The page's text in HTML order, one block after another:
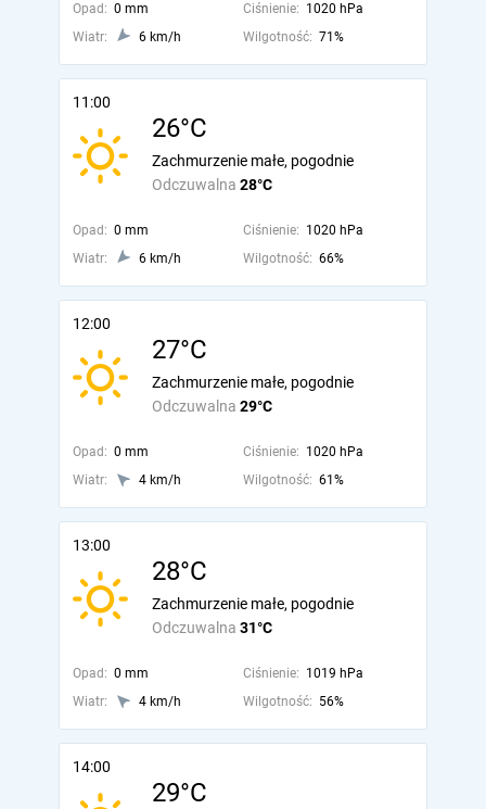
Opad: 0 mm Ciśnienie: 1020 hPa
Wiatr:
6 km/h Wilgotność: 71%
11:00
26°C
Odczuwalna 28°C
Zachmurzenie małe, pogodnie
Opad: 0 mm Ciśnienie: 1020 hPa
Wiatr:
6 km/h Wilgotność: 66%
12:00
27°C
Odczuwalna 29°C
Zachmurzenie małe, pogodnie
Opad: 0 mm Ciśnienie: 1020 hPa
Wiatr:
4 km/h Wilgotność: 61%
13:00
28°C
Odczuwalna 31°C
Zachmurzenie małe, pogodnie
Opad: 0 mm Ciśnienie: 1019 hPa
Wiatr:
4 km/h Wilgotność: 56%
14:00
29°C